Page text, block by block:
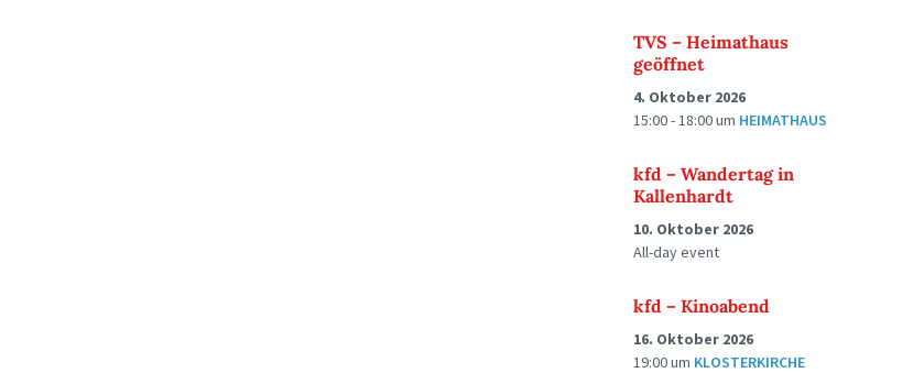
TVS – Heimathaus
geöffnet
4. Oktober 2026
15:00 - 18:00um HEIMATHAUS
kfd – Wandertag in
Kallenhardt
10. Oktober 2026
All-day event
kfd – Kinoabend
16. Oktober 2026
19:00um KLOSTERKIRCHE